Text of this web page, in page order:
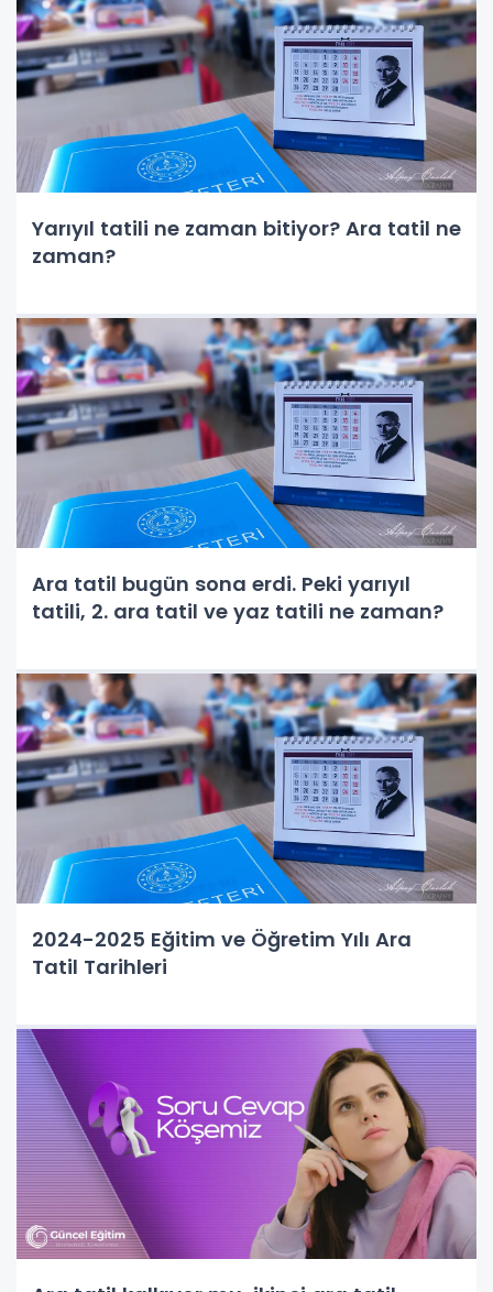
Yarıyıl tatili ne zaman bitiyor? Ara tatil ne
zaman?
Ara tatil bugün sona erdi. Peki yarıyıl
tatili, 2. ara tatil ve yaz tatili ne zaman?
2024-2025 Eğitim ve Öğretim Yılı Ara
Tatil Tarihleri